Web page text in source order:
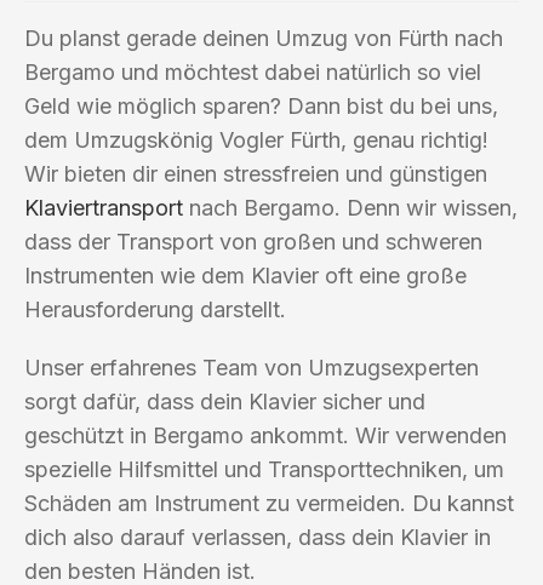
Du planst gerade deinen Umzug von Fürth nach
Bergamo und möchtest dabei natürlich so viel
Geld wie möglich sparen? Dann bist du bei uns,
dem Umzugskönig Vogler Fürth, genau richtig!
Wir bieten dir einen stressfreien und günstigen
Klaviertransport nach Bergamo. Denn wir wissen,
dass der Transport von großen und schweren
Instrumenten wie dem Klavier oft eine große
Herausforderung darstellt.
Unser erfahrenes Team von Umzugsexperten
sorgt dafür, dass dein Klavier sicher und
geschützt in Bergamo ankommt. Wir verwenden
spezielle Hilfsmittel und Transporttechniken, um
Schäden am Instrument zu vermeiden. Du kannst
dich also darauf verlassen, dass dein Klavier in
den besten Händen ist.